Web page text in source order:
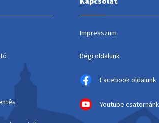
Impresszum
Régi oldalunk
Facebook oldalunk
Youtube csatornánk